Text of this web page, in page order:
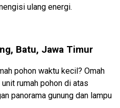
ulang energi.
Batu, Jawa Timur
pohon waktu kecil? Omah
rumah pohon di atas
panorama gunung dan lampu